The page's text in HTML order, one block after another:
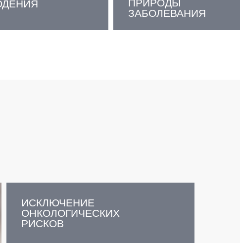
ПРИРОДЫ
ЗАБОЛЕВАНИЯ
ИСКЛЮЧЕНИЕ
ОНКОЛОГИЧЕСКИХ
РИСКОВ